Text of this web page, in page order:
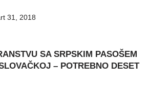
31, 2018
SA SRPSKIM PASOŠEM
– POTREBNO DESET